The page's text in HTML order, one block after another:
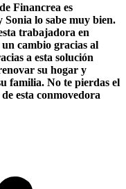
Financrea es
lo sabe muy bien.
trabajadora en
cambio gracias al
a esta solución
su hogar y
familia. No te pierdas el
esta conmovedora